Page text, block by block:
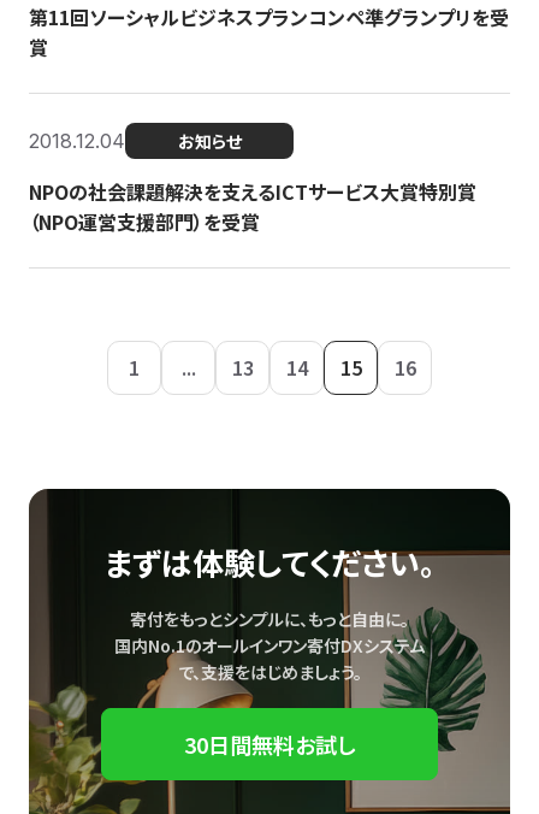
第11回ソーシャルビジネスプランコンペ準グランプリを受
賞
2018.12.04 お知らせ
NPOの社会課題解決を支えるICTサービス大賞特別賞
（NPO運営支援部門）を受賞
1 ... 13 14 15 16
まずは体験してください。
寄付をもっとシンプルに、もっと自由に。
国内No.1のオールインワン寄付DXシステム
で、支援をはじめましょう。
30日間無料お試し